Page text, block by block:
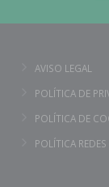
AVISO LEGAL
POLÍTICA DE
POLÍTICA DE
POLÍTICA